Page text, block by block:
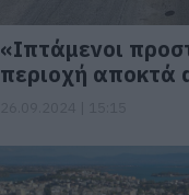
«Ιπτάμενοι
περιοχή αποκτά